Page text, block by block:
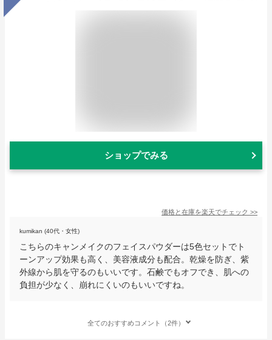
ショップでみる
価格と在庫を楽天でチェック >>
kumikan (40代・女性)
こちらのキャンメイクのフェイスパウダーは5色セットでト
ーンアップ効果も高く、美容液成分も配合。乾燥を防ぎ、紫
外線から肌を守るのもいいです。石鹸でもオフでき、肌への
負担が少なく、崩れにくいのもいいですね。
全てのおすすめコメント（2件）